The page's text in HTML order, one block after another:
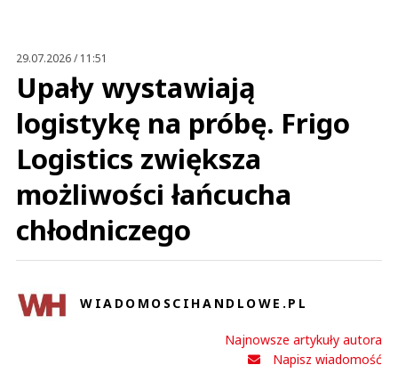
29.07.2026 / 11:51
Upały wystawiają
logistykę na próbę. Frigo
Logistics zwiększa
możliwości łańcucha
chłodniczego
WIADOMOSCIHANDLOWE.PL
Najnowsze artykuły autora
Napisz wiadomość